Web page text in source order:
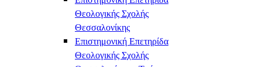
Θεολογικής Σχολής
Θεσσαλονίκης
Επιστημονική Επετηρίδα
Θεολογικής Σχολής